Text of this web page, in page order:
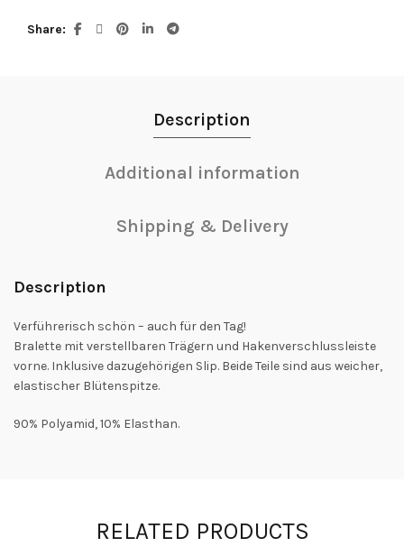
Share
Description
Additional information
Shipping & Delivery
Description
Verführerisch schön – auch für den Tag!
Bralette mit verstellbaren Trägern und Hakenverschlussleiste
vorne. Inklusive dazugehörigen Slip. Beide Teile sind aus weicher,
elastischer Blütenspitze.
90% Polyamid, 10% Elasthan.
RELATED PRODUCTS